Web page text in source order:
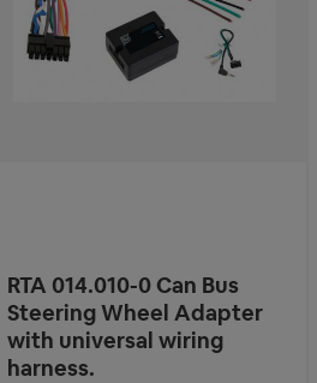
RTA 014.010-0 Can Bus
Steering Wheel Adapter
with universal wiring
harness.